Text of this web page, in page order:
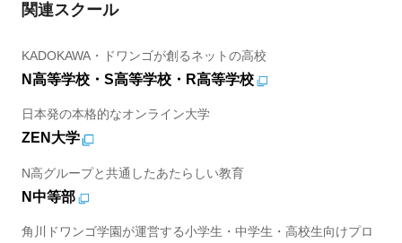
関連スクール
KADOKAWA・ドワンゴが創るネットの高校
N高等学校・S高等学校・R高等学校
日本発の本格的なオンライン大学
ZEN大学
N高グループと共通したあたらしい教育
N中等部
角川ドワンゴ学園が運営する小学生・中学生・高校生向けプロ